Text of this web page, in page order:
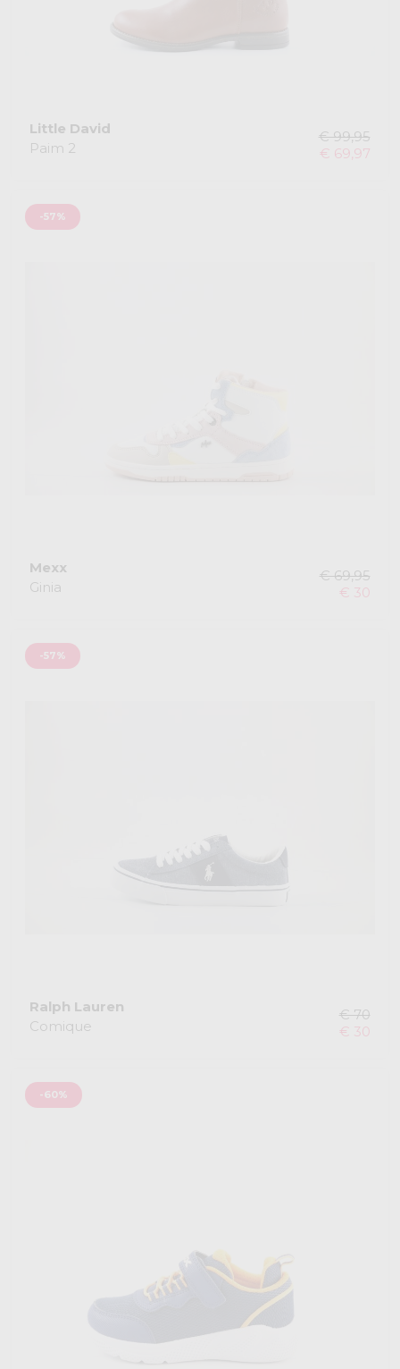
Little David
Paim 2
€ 99,95
€ 69,97
-57%
Mexx
Ginia
€ 69,95
€ 30
-57%
Ralph Lauren
Comique
€ 70
€ 30
-60%